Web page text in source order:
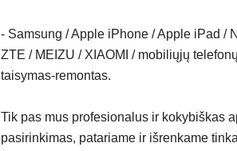
- Samsung / Apple iPhone / Apple iPad /
ZTE / MEIZU / XIAOMI / mobiliųjų
taisymas-remontas.
Tik pas mus profesionalus ir kokybiškas
pasirinkimas, patariame ir išrenkame